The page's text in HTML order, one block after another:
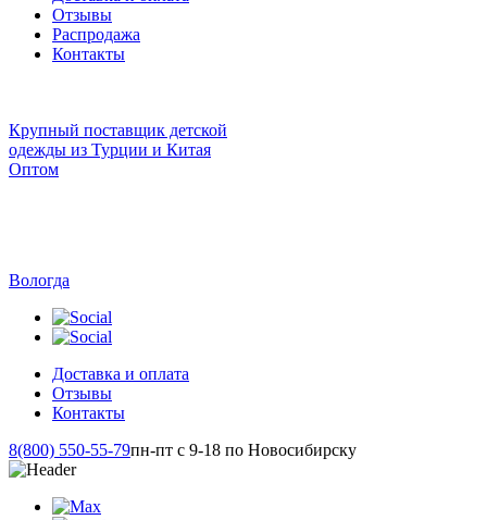
Отзывы
Распродажа
Контакты
Крупный поставщик детской
одежды из Турции и Китая
Оптом
Вологда
Доставка и оплата
Отзывы
Контакты
8(800) 550-55-79пн-пт с 9-18 по Новосибирску